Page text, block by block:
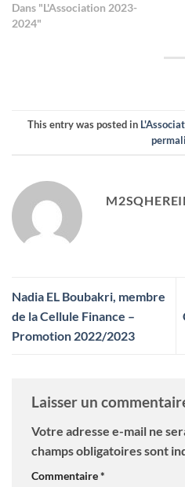
Dans "L'Association 2023-
2024"
This entry was posted in
Nadia EL Boubakri, membre
de la Cellule Finance –
Promotion 2022/2023
Laisser un
Votre adresse e-mail ne
champs obligatoires sont
Commentaire*